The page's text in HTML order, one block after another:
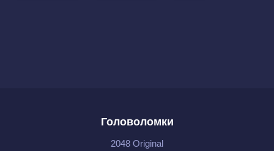
Головоломки
2048 Original